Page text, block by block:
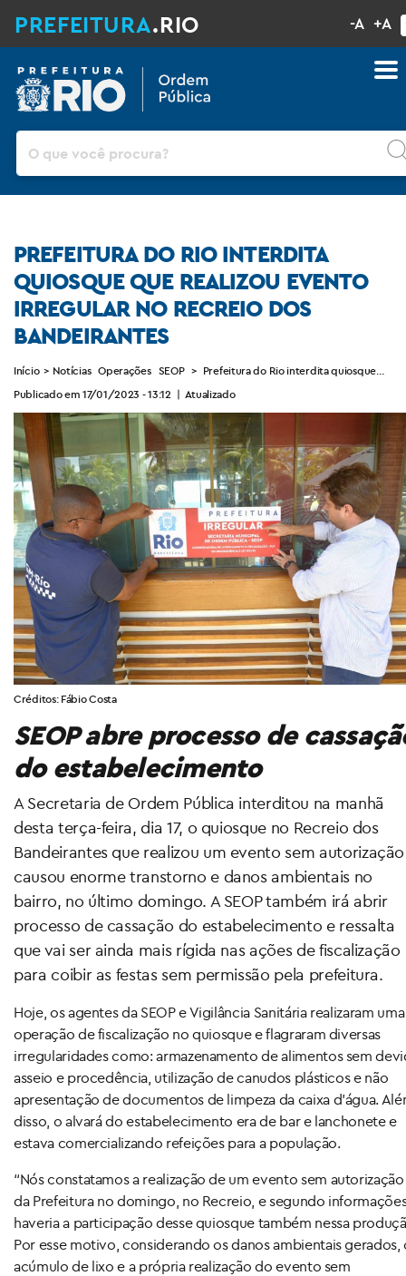
PREFEITURA.RIO -A +A
PREFEITURA DO RIO INTERDITA
QUIOSQUE QUE REALIZOU EVENTO
IRREGULAR NO RECREIO DOS
BANDEIRANTES
Início > Notícias Operações SEOP > Prefeitura do Rio interdita quiosque que
Publicado em 17/01/2023 - 13:12 | Atualizado
Créditos: Fábio Costa
SEOP abre processo de
do estabelecimento
A Secretaria de Ordem Pública interditou na manhã
desta terça-feira, dia 17, o quiosque no Recreio dos
Bandeirantes que realizou um evento sem
causou enorme transtorno e danos ambientais no
bairro, no último domingo. A SEOP também irá abrir
processo de cassação do estabelecimento e ressalta
que vai ser ainda mais rígida nas ações de fiscalização
para coibir as festas sem permissão pela prefeitura.
Hoje, os agentes da SEOP e Vigilância Sanitária realizaram uma
operação de fiscalização no quiosque e flagraram diversas
irregularidades como: armazenamento de alimentos sem
asseio e procedência, utilização de canudos plásticos e não
apresentação de documentos de limpeza da caixa d’água.
disso, o alvará do estabelecimento era de bar e lanchonete e
estava comercializando refeições para a população.
“Nós constatamos a realização de um evento sem autorização
da Prefeitura no domingo, no Recreio, e segundo
haveria a participação desse quiosque também nessa
Por esse motivo, considerando os danos ambientais gerados,
acúmulo de lixo e a própria realização do evento sem